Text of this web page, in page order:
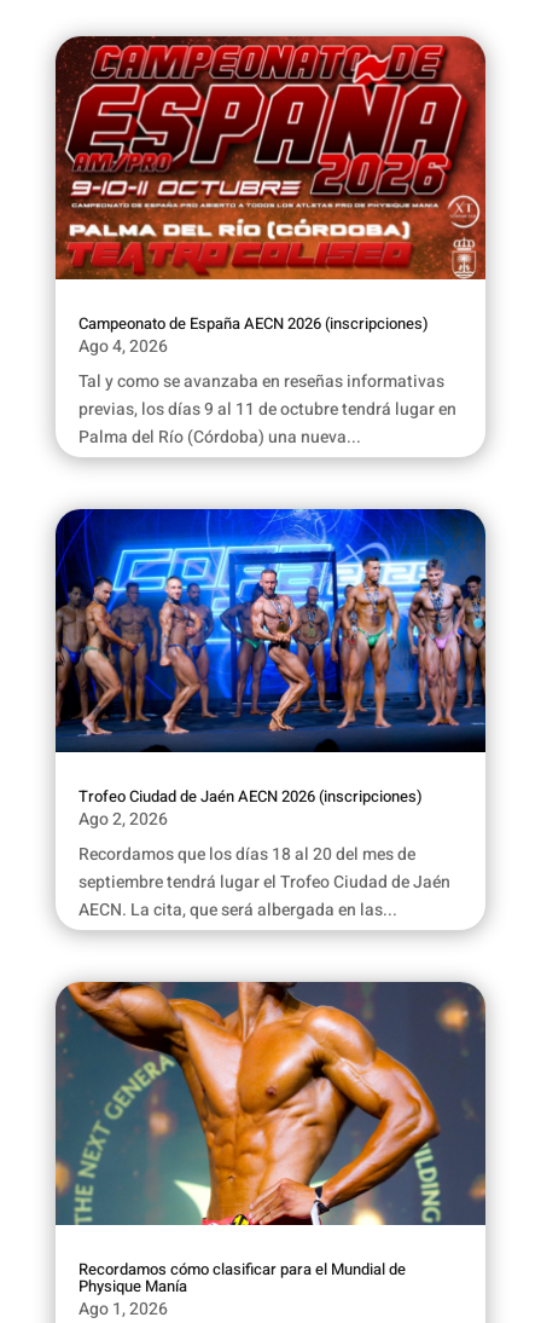
Campeonato de España AECN 2026 (inscripciones)
Ago 4, 2026
Tal y como se avanzaba en reseñas informativas
previas, los días 9 al 11 de octubre tendrá lugar en
Palma del Río (Córdoba) una nueva...
Trofeo Ciudad de Jaén AECN 2026 (inscripciones)
Ago 2, 2026
Recordamos que los días 18 al 20 del mes de
septiembre tendrá lugar el Trofeo Ciudad de Jaén
AECN. La cita, que será albergada en las...
Recordamos cómo clasificar para el Mundial de
Physique Manía
Ago 1, 2026